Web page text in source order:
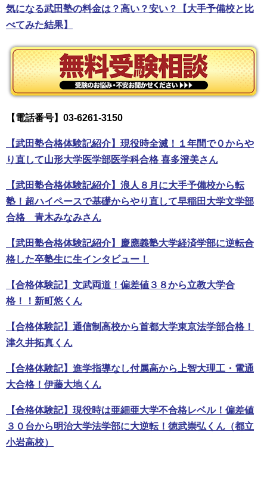
気になる武田塾の料金は？高い？安い？【大手予備校と比
べてみた結果】
【電話番号】03-6261-3150
【武田塾合格体験記紹介】現役時全滅！１年間で０からや
り直して山形大学医学部医学科合格 喜多澄美さん
【武田塾合格体験記紹介】浪人８月に大手予備校から転
塾！超ハイペースで基礎からやり直して早稲田大学文学部
合格 青木みなみさん
【武田塾合格体験記紹介】慶應義塾大学経済学部に逆転合
格した卒塾生に生インタビュー！
【合格体験記】文武両道！偏差値３８から立教大学合
格！！新町悠くん
【合格体験記】通信制高校から首都大学東京法学部合格！
津久井拓真くん
【合格体験記】進学指導なし付属高から上智大理工・電通
大合格！伊藤大地くん
【合格体験記】現役時は亜細亜大学不合格レベル！偏差値
３０台から明治大学法学部に大逆転！徳武崇弘くん（都立
小岩高校）